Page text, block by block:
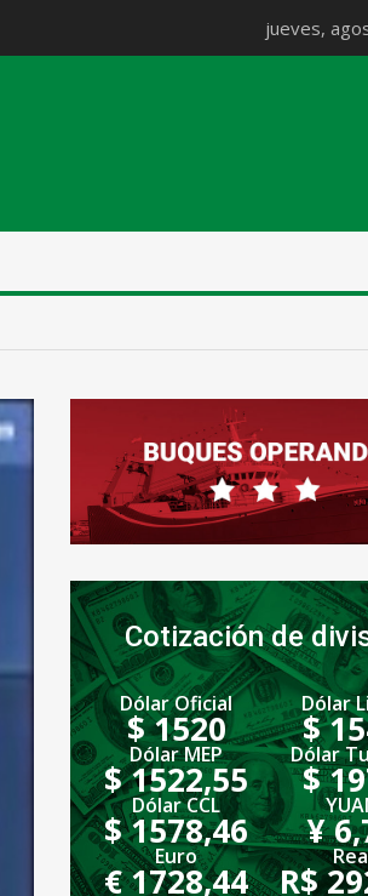
jueves,
Cotización de
Dólar Oficial
$ 1520
Dólar
$
Dólar MEP
$ 1522,55
Dólar
$
Dólar CCL
$ 1578,46 ¥
Euro
€ 1728,44 R$